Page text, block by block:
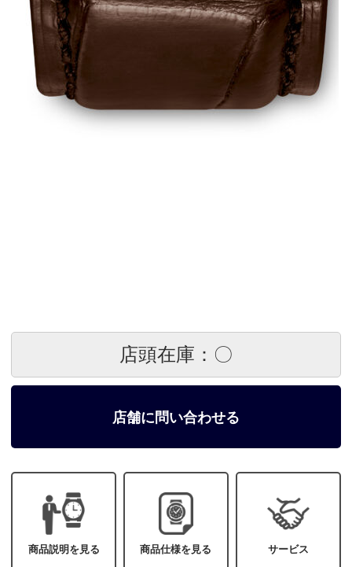
店頭在庫：〇
店舗に問い合わせる
商品説明を見る 商品仕様を見る サービス